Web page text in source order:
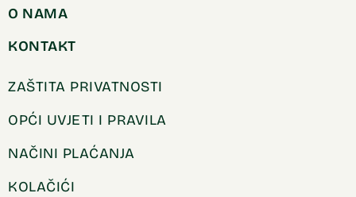
O NAMA
KONTAKT
ZAŠTITA PRIVATNOSTI
OPĆI UVJETI I PRAVILA
NAČINI PLAĆANJA
KOLAČIĆI